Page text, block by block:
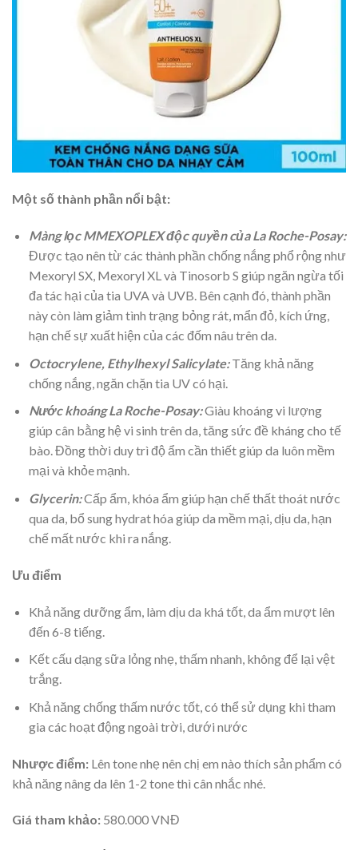
Một số thành phần nổi bật:
Màng lọc MMEXOPLEX độc quyền của La Roche-Posay:
Được tạo nên từ các thành phần chống nắng phổ rộng như
Mexoryl SX, Mexoryl XL và Tinosorb S giúp ngăn ngừa tối
đa tác hại của tia UVA và UVB. Bên cạnh đó, thành phần
này còn làm giảm tình trạng bỏng rát, mẩn đỏ, kích ứng,
hạn chế sự xuất hiện của các đốm nâu trên da.
Octocrylene, Ethylhexyl Salicylate:Tăng khả năng
chống nắng, ngăn chặn tia UV có hại.
Nước khoáng La Roche-Posay:Giàu khoáng vi lượng
giúp cân bằng hệ vi sinh trên da, tăng sức đề kháng cho tế
bào. Đồng thời duy trì độ ẩm cần thiết giúp da luôn mềm
mại và khỏe mạnh.
Glycerin:Cấp ẩm, khóa ẩm giúp hạn chế thất thoát nước
qua da, bổ sung hydrat hóa giúp da mềm mại, dịu da, hạn
chế mất nước khi ra nắng.
Ưu điểm
Khả năng dưỡng ẩm, làm dịu da khá tốt, da ẩm mượt lên
đến 6-8 tiếng.
Kết cấu dạng sữa lỏng nhẹ, thấm nhanh, không để lại vệt
trắng.
Khả năng chống thấm nước tốt, có thể sử dụng khi tham
gia các hoạt động ngoài trời, dưới nước
Nhược điểm: Lên tone nhẹ nên chị em nào thích sản phẩm có
khả năng nâng da lên 1-2 tone thì cân nhắc nhé.
Giá tham khảo: 580.000 VNĐ